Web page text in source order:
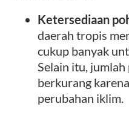
Ketersediaan
daerah tropis
cukup banyak
Selain itu,
berkurang
perubahan iklim.